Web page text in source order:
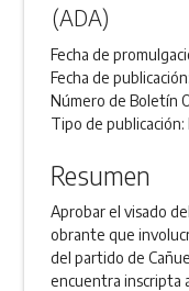
(ADA)
Fecha de
Fecha de publicación:
Número de Boletín
Tipo de publicación:
Resumen
Aprobar el visado
obrante que
del partido de
encuentra inscripta